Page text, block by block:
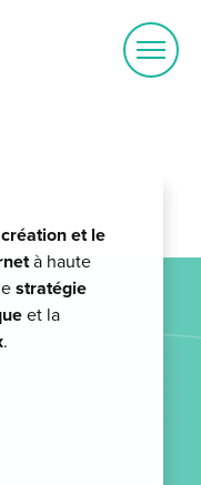
création et le
à haute
stratégie
et la
.
Ouvrir
le